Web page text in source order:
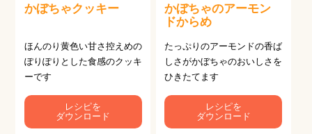
かぼちゃクッキー
ほんのり黄色い甘さ控えめの
ぽりぽりとした食感のクッキ
ーです
レシピを
ダウンロード
かぼちゃのアーモン
ドからめ
たっぷりのアーモンドの香ば
しさがかぼちゃのおいしさを
ひきたてます
レシピを
ダウンロード